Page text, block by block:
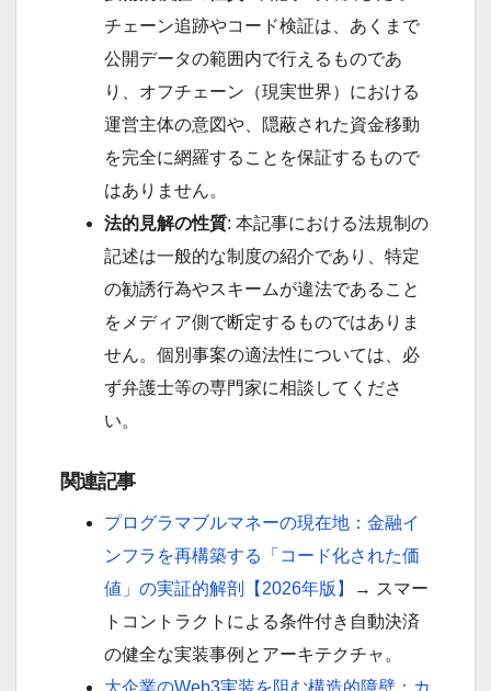
チェーン追跡やコード検証は、あくまで
公開データの範囲内で行えるものであ
り、オフチェーン（現実世界）における
運営主体の意図や、隠蔽された資金移動
を完全に網羅することを保証するもので
はありません。
法的見解の性質: 本記事における法規制の
記述は一般的な制度の紹介であり、特定
の勧誘行為やスキームが違法であること
をメディア側で断定するものではありま
せん。個別事案の適法性については、必
ず弁護士等の専門家に相談してくださ
い。
関連記事
プログラマブルマネーの現在地：金融イ
ンフラを再構築する「コード化された価
値」の実証的解剖【2026年版】
→ スマー
トコントラクトによる条件付き自動決済
の健全な実装事例とアーキテクチャ。